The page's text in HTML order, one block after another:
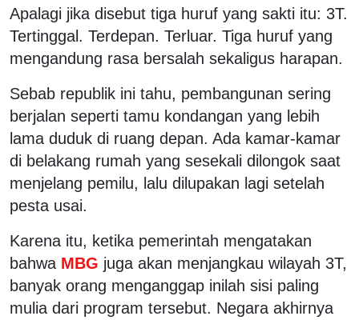
Apalagi jika disebut tiga huruf yang sakti itu: 3T.
Tertinggal. Terdepan. Terluar. Tiga huruf yang
mengandung rasa bersalah sekaligus harapan.
Sebab republik ini tahu, pembangunan sering
berjalan seperti tamu kondangan yang lebih
lama duduk di ruang depan. Ada kamar-kamar
di belakang rumah yang sesekali dilongok saat
menjelang pemilu, lalu dilupakan lagi setelah
pesta usai.
Karena itu, ketika pemerintah mengatakan
bahwa MBG juga akan menjangkau wilayah 3T,
banyak orang menganggap inilah sisi paling
mulia dari program tersebut. Negara akhirnya